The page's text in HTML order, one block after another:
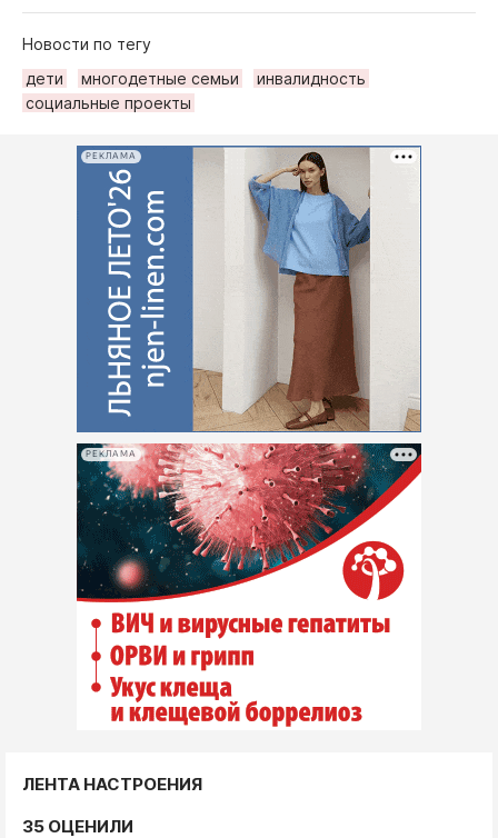
Новости по тегу
дети
многодетные семьи
инвалидность
социальные проекты
РЕКЛАМА
РЕКЛАМА
ЛЕНТА НАСТРОЕНИЯ
35 ОЦЕНИЛИ